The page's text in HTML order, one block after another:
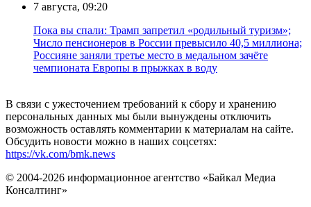
7 августа, 09:20
Пока вы спали: Трамп запретил «родильный туризм»;
Число пенсионеров в России превысило 40,5 миллиона;
Россияне заняли третье место в медальном зачёте
чемпионата Европы в прыжках в воду
В связи с ужесточением требований к сбору и хранению
персональных данных мы были вынуждены отключить
возможность оставлять комментарии к материалам на сайте.
Обсудить новости можно в наших соцсетях:
https://vk.com/bmk.news
© 2004-2026 информационное агентство «Байкал Медиа
Консалтинг»